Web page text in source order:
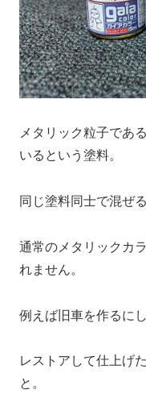
メタリック粒子であ
いるという塗料。
同じ塗料同士で混ぜ
通常のメタリックカ
れません。
例えば旧車を作るに
レストアして仕上げ
と。